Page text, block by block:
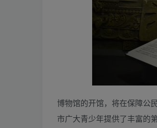
博物馆的开馆，将在保障公
市广大青少年提供了丰富的